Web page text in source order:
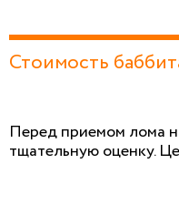
Стоимость
Перед приемом лома
тщательную оценку.